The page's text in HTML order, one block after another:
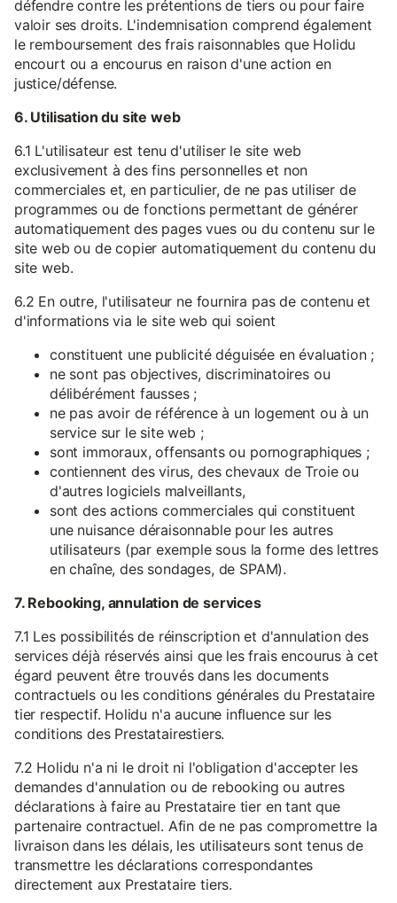
défendre contre les prétentions de tiers ou pour faire
valoir ses droits. L'indemnisation comprend également
le remboursement des frais raisonnables que Holidu
encourt ou a encourus en raison d'une action en
justice/défense.
6. Utilisation du site web
6.1 L'utilisateur est tenu d'utiliser le site web
exclusivement à des fins personnelles et non
commerciales et, en particulier, de ne pas utiliser de
programmes ou de fonctions permettant de générer
automatiquement des pages vues ou du contenu sur le
site web ou de copier automatiquement du contenu du
site web.
6.2 En outre, l'utilisateur ne fournira pas de contenu et
d'informations via le site web qui soient
constituent une publicité déguisée en évaluation ;
ne sont pas objectives, discriminatoires ou
délibérément fausses ;
ne pas avoir de référence à un logement ou à un
service sur le site web ;
sont immoraux, offensants ou pornographiques ;
contiennent des virus, des chevaux de Troie ou
d'autres logiciels malveillants,
sont des actions commerciales qui constituent
une nuisance déraisonnable pour les autres
utilisateurs (par exemple sous la forme des lettres
en chaîne, des sondages, de SPAM).
7. Rebooking, annulation de services
7.1 Les possibilités de réinscription et d'annulation des
services déjà réservés ainsi que les frais encourus à cet
égard peuvent être trouvés dans les documents
contractuels ou les conditions générales du Prestataire
tier respectif. Holidu n'a aucune influence sur les
conditions des Prestatairestiers.
7.2 Holidu n'a ni le droit ni l'obligation d'accepter les
demandes d'annulation ou de rebooking ou autres
déclarations à faire au Prestataire tier en tant que
partenaire contractuel. Afin de ne pas compromettre la
livraison dans les délais, les utilisateurs sont tenus de
transmettre les déclarations correspondantes
directement aux Prestataire tiers.